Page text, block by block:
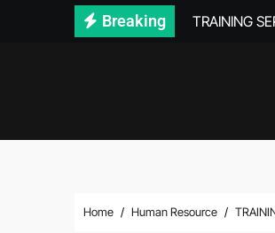
Breaking TRAINING
Home Human Resource